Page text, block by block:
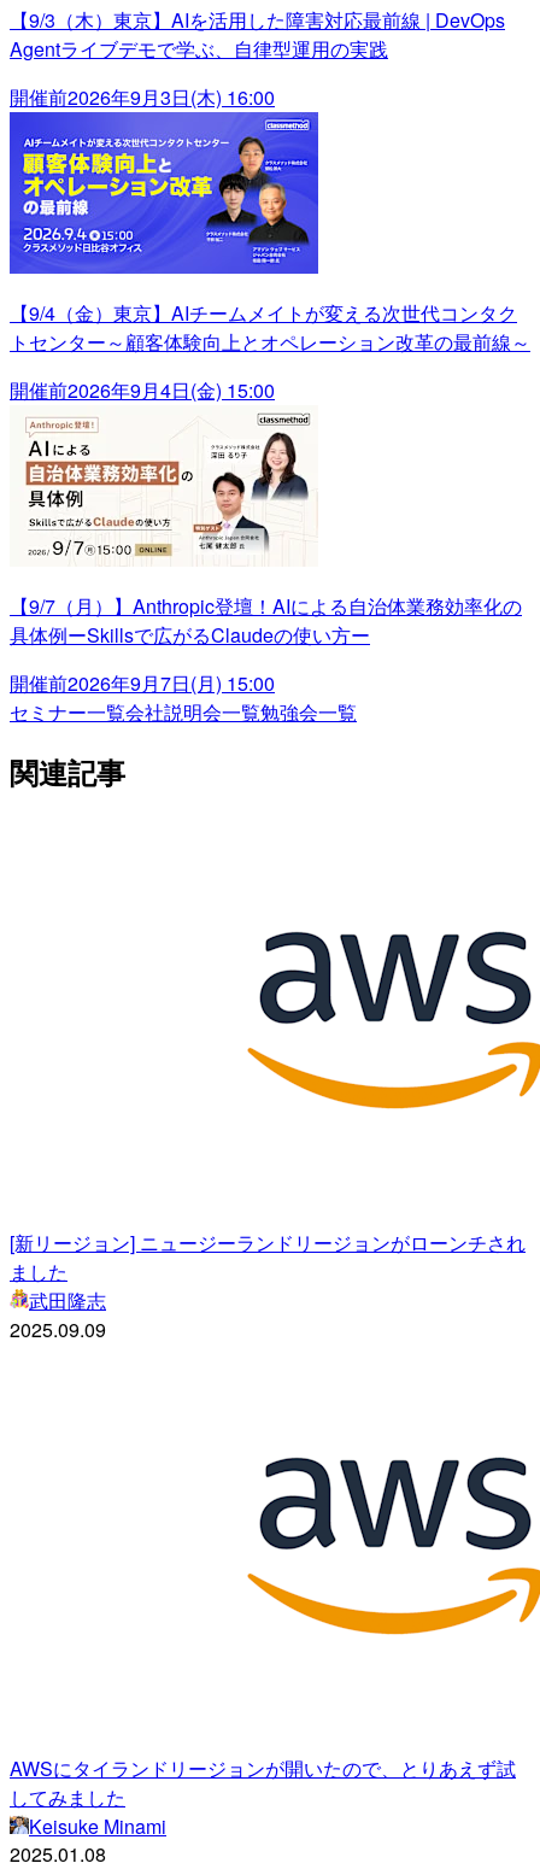
【9/3（木）東京】AIを活用した障害対応最前線 | DevOps
Agentライブデモで学ぶ、自律型運用の実践
開催前2026年9月3日(木) 16:00
【9/4（金）東京】AIチームメイトが変える次世代コンタク
トセンター～顧客体験向上とオペレーション改革の最前線～
開催前2026年9月4日(金) 15:00
【9/7（月）】Anthropic登壇！AIによる自治体業務効率化の
具体例ーSkillsで広がるClaudeの使い方ー
開催前2026年9月7日(月) 15:00
セミナー一覧会社説明会一覧勉強会一覧
関連記事
[新リージョン] ニュージーランドリージョンがローンチされ
ました
武田隆志
2025.09.09
AWSにタイランドリージョンが開いたので、とりあえず試
してみました
Keisuke Minami
2025.01.08